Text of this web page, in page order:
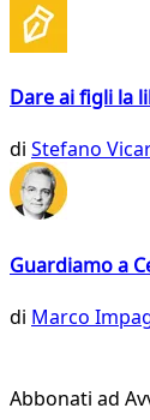
Dare ai figli la
di Stefano
Guardiamo a
di Marco
Abbonati ad